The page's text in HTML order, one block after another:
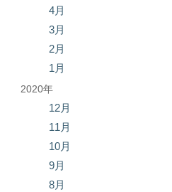
4月
3月
2月
1月
2020年
12月
11月
10月
9月
8月